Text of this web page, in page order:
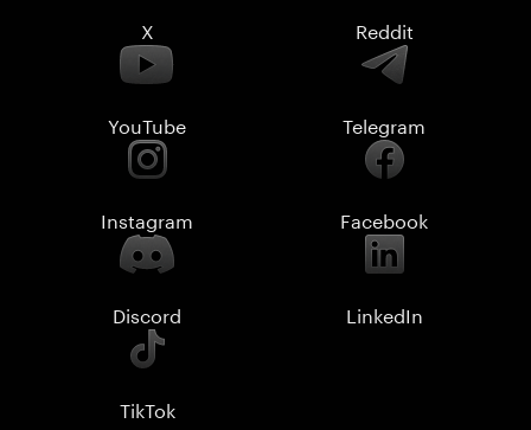
X Reddit
YouTube Telegram
Instagram Facebook
Discord LinkedIn
TikTok